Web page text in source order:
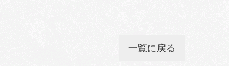
一覧に戻る